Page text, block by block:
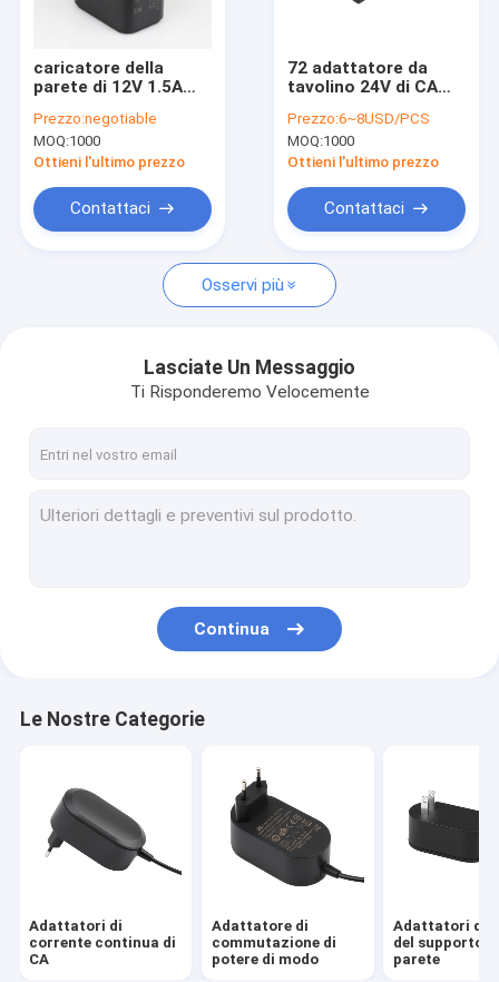
Chi siamo
Contattaci
notizie
Adattatore di commutazione di potere di modo
Adattatori di potere del supporto della parete
Alimentazione elettrica di commutazione di CC di CA
Adattatore dell'alimentazione elettrica del LED
Adattatore intercambiabile di potere
Alimentazione elettrica di commutazione di struttura aperta
Centrale elettrica portatile ricaricabile
caricatore della
parete di 12V 1.5A
Prezzo:negotiable
MOQ:1000
Ottieni l'ultimo prezzo
Contattaci
72 adattatore da
tavolino 24V di CA
potere di watt 3A per
il robot di pulizia di
finestra
Prezzo:6~8USD/PCS
MOQ:1000
Ottieni l'ultimo prezzo
Contattaci
Osservi più
Lasciate Un Messaggio
Ti Risponderemo Velocemente
Continua
Le Nostre Categorie
Adattatori di
corrente continua di
CA
Adattatore di
commutazione di
potere di modo
Adattatori di
del supporto
parete